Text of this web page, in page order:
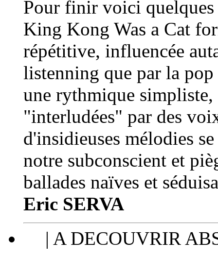
Pour finir voici
King Kong Was a Cat
répétitive, influencée
listenning que par la
une rythmique simpliste,
"interludées" par des
d'insidieuses mélodies
notre subconscient et
ballades naïves et
Eric SERVA
| A DECOUVRIR